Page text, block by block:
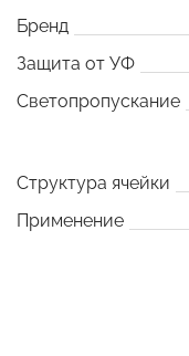
Бренд
Защита от УФ
Светопропускание
Структура ячейки
Применение